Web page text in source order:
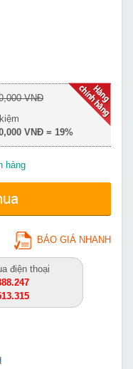
VNĐ
VNĐ = 19%
hàng
BÁO GIÁ NHANH
điện thoại